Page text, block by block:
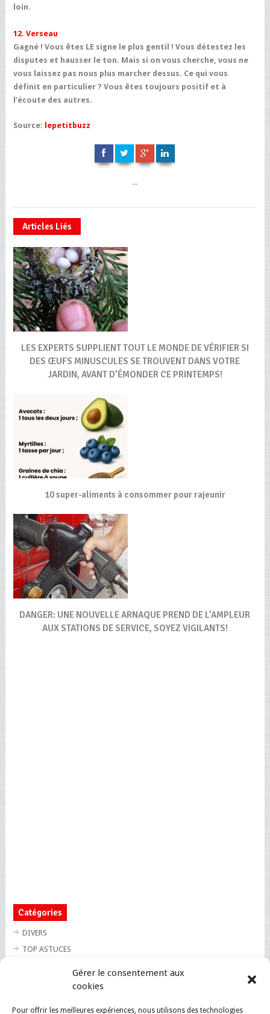
Gérer le consentement aux
cookies
Pour offrir les meilleures expériences, nous utilisons des technologies
loin.
12. Verseau
Gagné ! Vous êtes LE signe le plus gentil ! Vous détestez les
disputes et hausser le ton. Mais si on vous cherche, vous ne
vous laissez pas nous plus marcher dessus. Ce qui vous
définit en particulier ? Vous êtes toujours positif et à
l’écoute des autres.
Source: lepetitbuzz
...
Articles Liés
LES EXPERTS SUPPLIENT TOUT LE MONDE DE VÉRIFIER SI
DES ŒUFS MINUSCULES SE TROUVENT DANS VOTRE
JARDIN, AVANT D’ÉMONDER CE PRINTEMPS!
10 super-aliments à consommer pour rajeunir
DANGER: UNE NOUVELLE ARNAQUE PREND DE L’AMPLEUR
AUX STATIONS DE SERVICE, SOYEZ VIGILANTS!
Catégories
DIVERS
TOP ASTUCES